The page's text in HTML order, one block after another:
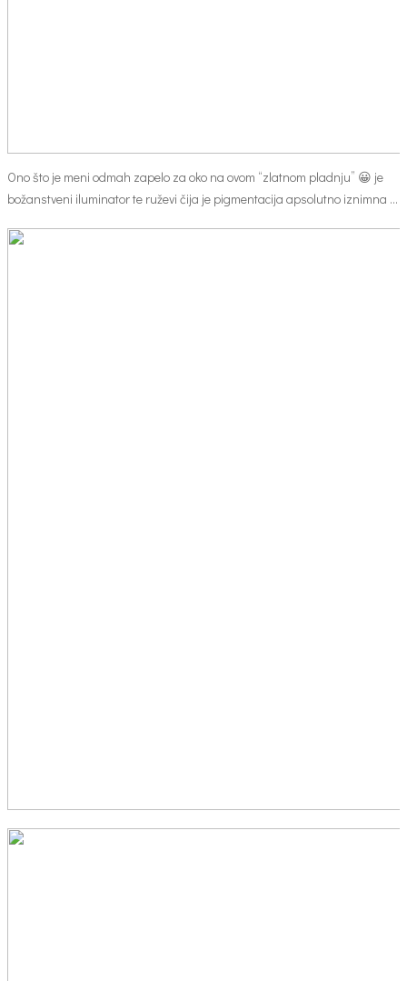
Ono što je meni odmah zapelo za oko na ovom “zlatnom pladnju” 😀 je
božanstveni iluminator te ruževi čija je pigmentacija apsolutno iznimna …